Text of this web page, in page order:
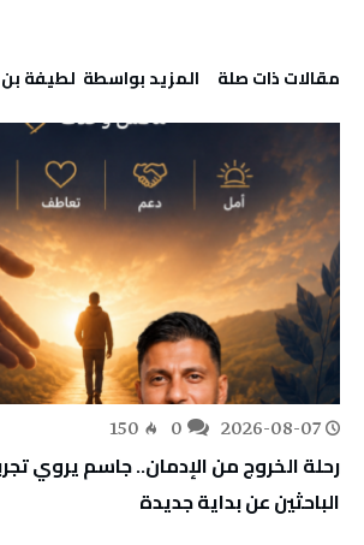
‫مقالات ذات صلة‬ ‫‫المزيد بواسطة‬ ‬ لطيفة
2026-08-07
150
رحلة الخروج من الإدمان.. جاسم يروي
الباحثين عن بداية جديدة